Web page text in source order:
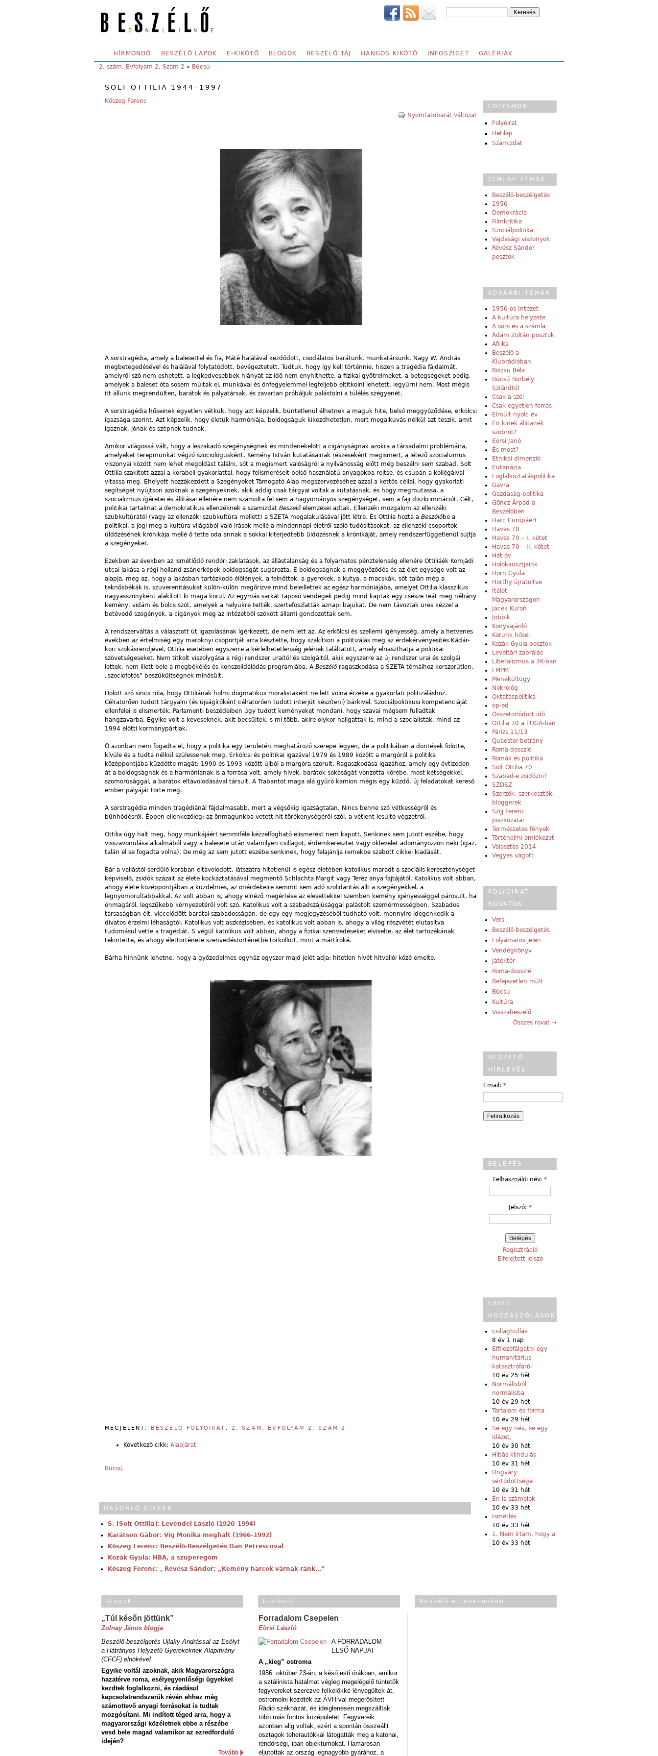
SECONDARY MENU
HÍRMONDÓ BESZÉLŐ LAPOK E-KIKÖTŐ BLOGOK BESZÉLŐ TÁJ HANGOS KIKÖTŐ INFOSZIGET GALÉRIÁK
YOU ARE HERE:
2. szám, Évfolyam 2, Szám 2 » Búcsú
SOLT OTTILIA 1944–1997
Kőszeg Ferenc
Nyomtatóbarát változat
A sorstragédia, amely a balesettel és fia, Máté halálával kezdődött, csodálatos barátunk, munkatársunk, Nagy W. András
megbetegedésével és halálával folytatódott, bevégeztetett. Tudtuk, hogy így kell történnie, hiszen a tragédia fájdalmát,
amelyről szó nem eshetett, a legkedvesebbek hiányát az idő nem enyhíthette, a fizikai gyötrelmeket, a betegségeket pedig,
amelyek a baleset óta sosem múltak el, munkával és önfegyelemmel legfeljebb eltitkolni lehetett, legyűrni nem. Most mégis
itt állunk megrendülten, barátok és pályatársak, és zavartan próbáljuk palástolni a túlélés szégyenét.
A sorstragédia hőseinek egyetlen vétkük, hogy azt képzelik, büntetlenül élhetnek a maguk hite, belső meggyőződése, erkölcsi
igazsága szerint. Azt képzelik, hogy életük harmóniája, boldogságuk kikezdhetetlen, mert megalkuvás nélkül azt teszik, amit
igaznak, jónak és szépnek tudnak.
Amikor világossá vált, hogy a leszakadó szegénységnek és mindenekelőtt a cigányságnak azokra a társadalmi problémáira,
amelyeket terepmunkát végző szociológusként, Kemény István kutatásainak részeseként megismert, a létező szocializmus
viszonyai között nem lehet megoldást találni, sőt a megismert valóságról a nyilvánosság előtt még beszélni sem szabad, Solt
Ottilia szakított azzal a korabeli gyakorlattal, hogy felismeréseit belső használatú anyagokba rejtse, és csupán a kollégáival
vitassa meg. Ehelyett hozzákezdett a Szegényeket Támogató Alap megszervezéséhez azzal a kettős céllal, hogy gyakorlati
segítséget nyújtson azoknak a szegényeknek, akik addig csak tárgyai voltak a kutatásnak, és hogy megmutassa, a
szocializmus ígéretei és állításai ellenére nem számolta fel sem a hagyományos szegénységet, sem a faji diszkriminációt. Célt,
politikai tartalmat a demokratikus ellenzéknek a szamizdat Beszelő elemzései adtak. Ellenzéki mozgalom az ellenzéki
szubkultúrától (vagy az ellenzéki szubkultúra mellett) a SZETA megalakulásával jött létre. És Ottilia hozta a Beszélőbe a
politikai, a jogi meg a kultúra világából való írások mellé a mindennapi életről szóló tudósításokat, az ellenzéki csoportok
üldözésének krónikája mellé ő tette oda annak a sokkal kiterjedtebb üldözésnek a krónikáját, amely rendszerfüggetlenül sújtja
a szegényeket.
Ezekben az években az ismétlődő rendőri zaklatások, az állástalanság és a folyamatos pénztelenség ellenére Ottiliáék Komjádi
utcai lakása a régi holland zsánerképek boldogságát sugározta. E boldogságnak a meggyőződés és az élet egysége volt az
alapja, meg az, hogy a lakásban tartózkodó élőlények, a felnőttek, a gyerekek, a kutya, a macskák, sőt talán még a
teknősbékák is, szuverenitásukat külön-külön megőrizve mind beleillettek az egész harmóniájába, amelyet Ottilia klasszikus
nagyasszonyként alakított ki maga körül. Az egymás sarkát taposó vendégek pedig mind kaptak egy csésze teát meg néhány
kemény, vidám és bölcs szót, amelyek a helyükre tették, szertefoszlatták aznapi bajukat. De nem távoztak üres kézzel a
betévedő szegények, a cigányok meg az intézetből szökött állami gondozottak sem.
A rendszerváltás a választott út igazolásának ígérkezett, de nem lett az. Az erkölcsi és szellemi igényesség, amely a hetvenes
években az értelmiség egy maroknyi csoportját arra késztette, hogy szakítson a politizálás meg az érdekérvényesítés Kádár-
kori szokásrendjével, Ottilia esetében egyszerre a kérlelhetetlenség jelének találtatott, amely elriaszthatja a politikai
szövetségeseket. Nem titkolt viszolygása a régi rendszer uraitól és szolgáitól, akik egyszerre az új rendszer urai és szolgái
lettek, nem illett bele a megbékélés és konszolidálódás programjába. A Beszélő ragaszkodása a SZETA témáihoz korszerűtlen,
„szociofotós” beszűkültségnek minősült.
Holott szó sincs róla, hogy Ottiliának holmi dogmatikus moralistaként ne lett volna érzéke a gyakorlati politizáláshoz.
Célratörően tudott tárgyalni (és újságíróként célratörően tudott interjút készíteni) bárkivel. Szociálpolitikusi kompetenciáját
ellenfelei is elismerték. Parlamenti beszédeiben úgy tudott keményeket mondani, hogy szavai mégsem fulladtak
hangzavarba. Egyike volt a keveseknek, akit becsültek, s mi több, akire olykor hallgattak is, mind a szocialisták, mind az
1994 előtti kormánypártiak.
Ő azonban nem fogadta el, hogy a politika egy területén meghatározó szerepe legyen, de a politikában a döntések fölötte,
kívüle és a tudta nélkül szülessenek meg. Erkölcsi és politikai igazával 1979 és 1989 között a margóról a politika
középpontjába küzdötte magát; 1990 és 1993 között újból a margóra szorult. Ragaszkodása igazához, amely egy évtizeden
át a boldogságnak és a harmóniának is a forrása volt, amely hívek, barátok sokaságát vonzotta körébe, most kétségekkel,
szomorúsággal, a barátok eltávolodásával társult. A Trabantot maga alá gyűrő kamion mégis egy küzdő, új feladatokat kereső
ember pályáját törte meg.
A sorstragédia minden tragédiánál fájdalmasabb, mert a végsőkig igazságtalan. Nincs benne szó vétkességről és
bűnhődésről. Éppen ellenkezőleg: az önmagunkba vetett hit törékenységéről szól, a vétlent lesújtó végzetről.
Ottilia úgy halt meg, hogy munkájáért semmiféle kézzelfogható elismerést nem kapott. Senkinek sem jutott eszébe, hogy
visszavonulása alkalmából vagy a balesete után valamilyen csillagot, érdemkeresztet vagy oklevelet adományozzon neki (igaz,
talán el se fogadta volna). De még az sem jutott eszébe senkinek, hogy felajánlja remekbe szabott cikkei kiadását.
Bár a vallástól serdülő korában eltávolodott, látszatra hitetlenül is egész életében katolikus maradt a szociális kereszténységet
képviselő, zsidók százait az élete kockáztatásával megmentő Schlachta Margit vagy Teréz anya fajtájától. Katolikus volt abban,
ahogy élete középpontjában a küzdelmes, az önérdekeire semmit sem adó szolidaritás állt a szegényekkel, a
legnyomorultabbakkal. Az volt abban is, ahogy elnéző megértése az elesettekkel szemben kemény igényességgel párosult, ha
önmagáról, legszűkebb környezetéről volt szó. Katolikus volt a szabadszájúsággal palástolt szemérmességben. Szabados
társaságban élt, viccelődött barátai szabadosságán, de egy-egy megjegyzéséből tudható volt, mennyire idegenkedik a
divatos érzelmi léhaságtól. Katolikus volt aszkézisében, és katolikus volt abban is, ahogy a világ részvétét elutasítva
tudomásul vette a tragédiát. S végül katolikus volt abban, ahogy a fizikai szenvedéseket elviselte, az élet tartozékának
tekintette, és ahogy élettörténete szenvedéstörténetbe torkollott, mint a mártíroké.
Bárha hinnünk lehetne, hogy a győzedelmes egyház egyszer majd jelét adja: hitetlen hívét hitvallói közé emelte.
MEGJELENT: BESZÉLŐ FOLYÓIRAT 2. SZÁM, ÉVFOLYAM 2, SZÁM 2
Következő cikk: Alapjárat
Búcsú
HASONLÓ CIKKEK
S. [Solt Ottilia]: Levendel László (1920–1994)
Karátson Gábor: Víg Monika meghalt (1966–1992)
Kőszeg Ferenc: Beszélő-Beszélgetés Dan Petrescuval
Kozák Gyula: HBA, a szuperegóm
Kőszeg Ferenc: , Révész Sándor: „Kemény harcok várnak ránk…”
FOLYAMOK
Folyóirat
Hetilap
Szamizdat
CÍMLAP TÉMÁK
Beszélő-beszélgetés
1956
Demokrácia
Filmkritika
Szociálpolitika
Vajdasági viszonyok
Révész Sándor
posztok
KORÁBBI TÉMÁK
1956-os Intézet
A kultúra helyzete
A sors és a számla
Ádám Zoltán posztok
Afrika
Beszélő a
Klubrádióban
Biszku Béla
Búcsú Borbély
Szilárdtól
Csak a szél
Csak egyetlen forrás
Elmúlt nyolc év
Én kinek állítanék
szobrot?
Eörsi Janó
És most?
Etnikai dimenzió
Eutanázia
Foglalkoztatáspolitika
Gavra
Gazdaság-politika
Göncz Árpád a
Beszélőben
Harc Európáért
Havas 70
Havas 70 – I. kötet
Havas 70 – II. kötet
Hét év
Holokausztjaink
Horn Gyula
Horthy újratöltve
Ítélet
Magyarországon
Jacek Kuroń
Jobbik
Könyvajánló
Korunk hősei
Kozák Gyula posztok
Levéltári zabrálás
Liberalizmus a 3K-ban
LMPM
Menekültügy
Nekrológ
Oktatáspolitika
op-ed
Összetorlódott idő
Ottilia 70 a FUGA-ban
Párizs 11/13
Quaestor-botrány
Roma-dosszié
Romák és politika
Solt Ottilia 70
Szabad-e zsidózni?
SZDSZ
Szerzők, szerkesztők,
bloggerek
Szijj Ferenc
piszkozatai
Természetes fények
Történelmi emlékezet
Választás 2014
Vegyes vágott
FOLYÓIRAT
ROVATOK
Vers
Beszélő-beszélgetés
Folyamatos jelen
Vendégkönyv
Játéktér
Roma-dosszié
Befejezetlen múlt
Búcsú
Kultúra
Visszabeszélő
Összes rovat →
BESZÉLŐ
HÍRLEVÉL
Email: *
BELÉPÉS
Felhasználói név: *
Jelszó: *
Regisztráció
Elfelejtett jelszó
FRISS
HOZZÁSZÓLÁSOK
csillaghullás
8 év 1 nap
Elfilozófálgatni egy
humanitárius
katasztrófáról
10 év 25 hét
Normálisból
normálisba
10 év 29 hét
Tartalom és forma
10 év 29 hét
Se egy név, se egy
idézet,
10 év 30 hét
Hibás kiindulás
10 év 31 hét
Ungváry
sértődöttsége
10 év 31 hét
Én is számolok
10 év 33 hét
Ismétlés
10 év 33 hét
1. Nem írtam, hogy a
10 év 33 hét
Blogok
„Túl későn jöttünk”
Zolnay János blogja
Beszélő-beszélgetés Ujlaky Andrással az Esélyt
a Hátrányos Helyzetű Gyerekeknek Alapítvány
(CFCF) elnökével
Egyike voltál azoknak, akik Magyarországra
hazatérve roma, esélyegyenlőségi ügyekkel
kezdtek foglalkozni, és ráadásul
kapcsolatrendszerük révén ehhez még
számottevő anyagi forrásokat is tudtak
mozgósítani. Mi indított téged arra, hogy a
magyarországi közéletnek ebbe a részébe
vesd bele magad valamikor az ezredforduló
idején?
Tovább
E-kikötő
Forradalom Csepelen
Eörsi László
A FORRADALOM
ELSŐ NAPJAI
A „kieg” ostroma
1956. október 23-án, a késő esti órákban, amikor
a sztálinista hatalmat végleg megelégelő tüntetők
fegyvereket szerezve felkelőkké lényegültek át,
ostromolni kezdték az ÁVH-val megerősített
Rádió székházát, és ideiglenesen megszálltak
több más fontos középületet. Fegyvereik
azonban alig voltak, ezért a spontán összeállt
osztagok teherautókkal látogatták meg a katonai,
rendőrségi, ipari objektumokat. Hamarosan
eljutottak az ország legnagyobb gyárához, a
Beszélő a Facebookon